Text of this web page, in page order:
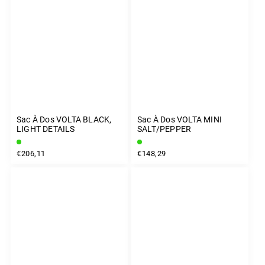
Sac À Dos VOLTA BLACK,
LIGHT DETAILS
€206,11
Sac À Dos VOLTA MINI
SALT/PEPPER
€148,29